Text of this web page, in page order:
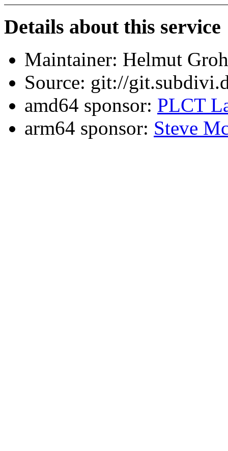
Details about this service
Maintainer: Helmut
Source: git://
amd64 sponsor: PLCT
arm64 sponsor: Steve